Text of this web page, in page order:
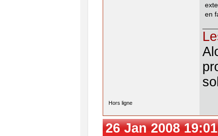
en
Hors ligne
26 Jan 2008